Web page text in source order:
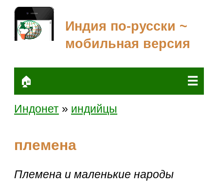
Индия по-русски ~
мобильная версия
🏠 ☰
Индонет » индийцы
племена
Племена и маленькие народы